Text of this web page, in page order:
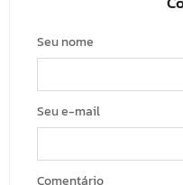
Seu nome
Seu e-mail
Comentário